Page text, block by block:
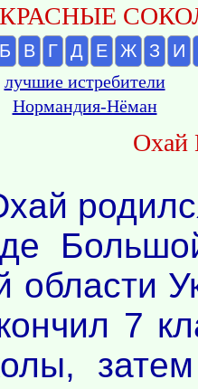
КРАСНЫЕ
Б В Г Д Е Ж З И
лучшие истребители
Нормандия-Нёман
Охай
области
7